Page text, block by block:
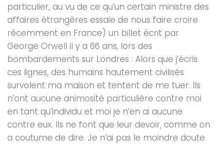
particulier, au vu de ce qu’un certain ministre des
affaires étrangères essaie de nous faire croire
récemment en France) un billet écrit par
George Orwell il y a 66 ans, lors des
bombardements sur Londres : Alors que j’écris
ces lignes, des humains hautement civilisés
survolent ma maison et tentent de me tuer. Ils
n’ont aucune animosité particulière contre moi
en tant qu’individu et moi je n’en ai aucune
contre eux. Ils ne font que leur devoir, comme on
a coutume de dire. Je n’ai pas le moindre doute